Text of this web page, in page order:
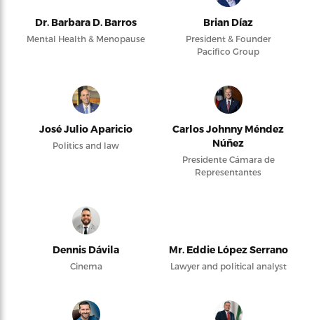
Dr. Barbara D. Barros
Mental Health & Menopause
Brian Díaz
President & Founder
Pacifico Group
José Julio Aparicio
Politics and law
Carlos Johnny Méndez
Núñez
Presidente Cámara de
Representantes
Dennis Dávila
Cinema
Mr. Eddie López Serrano
Lawyer and political analyst